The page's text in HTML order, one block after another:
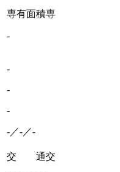
専有面積専
-
-
-
-
-／-／-
交 通交